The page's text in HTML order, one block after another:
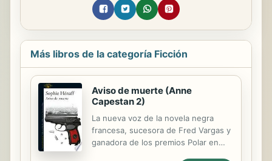
Más libros de la categoría Ficción
Aviso de muerte (Anne
Capestan 2)
La nueva voz de la novela negra
francesa, sucesora de Fred Vargas y
ganadora de los premios Polar en